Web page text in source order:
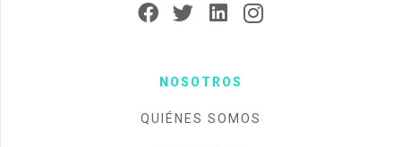
NOSOTROS
QUIÉNES SOMOS